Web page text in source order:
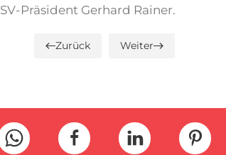
Präsident Gerhard Rainer.
Zurück Weiter